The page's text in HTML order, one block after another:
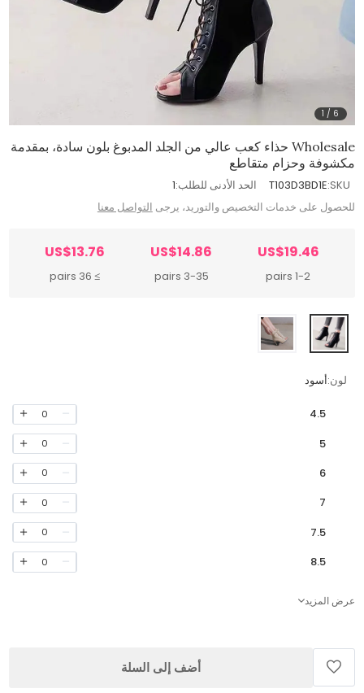
1 / 6
Wholesale حذاء كعب عالي من الجلد المدبوغ بلون سادة، بمقدمة
مكشوفة وحزام متقاطع
SKU:
T103D3BD1E الحد الأدنى للطلب:1
للحصول على خدمات التخصيص والتوريد، يرجى التواصل معنا
US$19.46
1-2 pairs
US$14.86
3-35 pairs
US$13.76
≥ 36 pairs
لون:أسود
4.5
0
5
0
6
0
7
0
7.5
0
8.5
0
عرض المزيد
أضف إلى السلة